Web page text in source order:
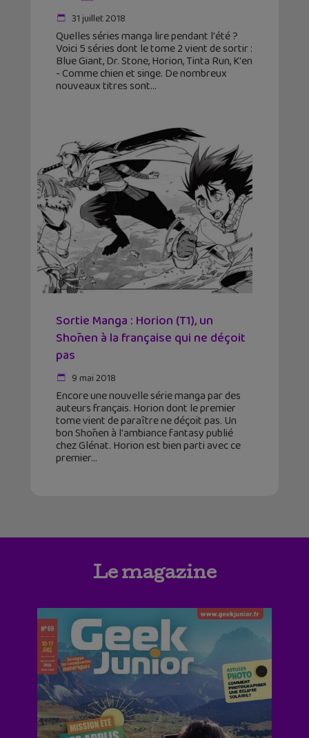
31 juillet 2018
Quelles séries manga lire pendant l'été ?
Voici 5 séries dont le tome 2 vient de sortir :
Blue Giant, Dr. Stone, Horion, Tinta Run, K'en
- Comme chien et singe. De nombreux
nouveaux titres sont
Sortie Manga : Horion (T1), un
Shōnen à la française qui ne déçoit
pas
9 mai 2018
Encore une nouvelle série manga par des
auteurs français. Horion dont le premier
tome vient de paraître ne déçoit pas. Un
bon Shōnen à l'ambiance fantasy publié
chez Glénat. Horion est bien parti avec ce
premier
Le magazine